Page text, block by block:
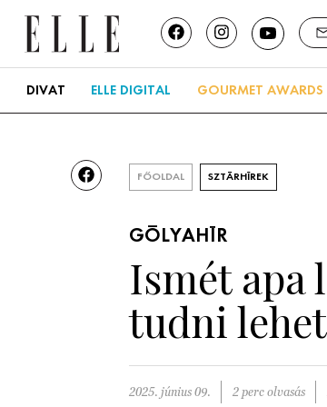
DIVAT ELLE DIGITAL GOURMET AWARDS
FŐOLDAL SZTÁRHÍREK
GÓLYAHÍR
Ismét apa
tudni lehet
2025. június 09. 2 perc olvasás